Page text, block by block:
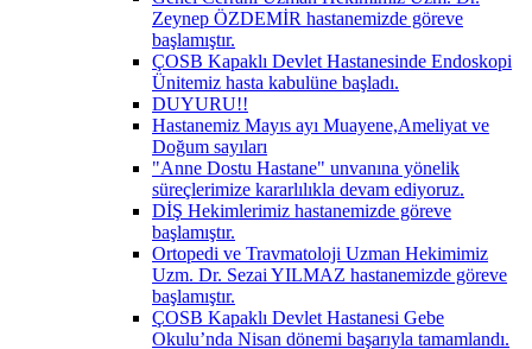
Zeynep ÖZDEMİR hastanemizde göreve
başlamıştır.
ÇOSB Kapaklı Devlet Hastanesinde Endoskopi
Ünitemiz hasta kabulüne başladı.
DUYURU!!
Hastanemiz Mayıs ayı Muayene,Ameliyat ve
Doğum sayıları
"Anne Dostu Hastane" unvanına yönelik
süreçlerimize kararlılıkla devam ediyoruz.
DİŞ Hekimlerimiz hastanemizde göreve
başlamıştır.
Ortopedi ve Travmatoloji Uzman Hekimimiz
Uzm. Dr. Sezai YILMAZ hastanemizde göreve
başlamıştır.
ÇOSB Kapaklı Devlet Hastanesi Gebe
Okulu’nda Nisan dönemi başarıyla tamamlandı.